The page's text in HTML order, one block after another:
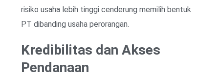
risiko usaha lebih tinggi cenderung memilih bentuk
PT dibanding usaha perorangan.
Kredibilitas dan Akses
Pendanaan